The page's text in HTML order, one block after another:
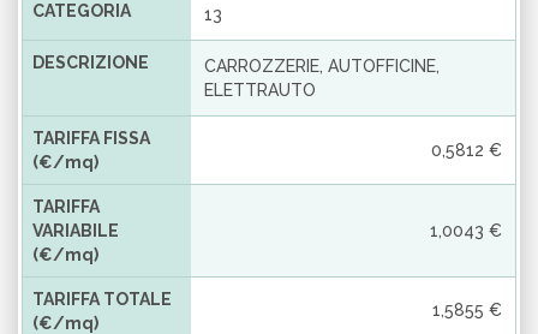
CATEGORIA 13
DESCRIZIONE
CARROZZERIE, AUTOFFICINE,
ELETTRAUTO
TARIFFA FISSA
(€/mq)
0,5812 €
TARIFFA
VARIABILE
(€/mq)
1,0043 €
TARIFFA TOTALE
(€/mq)
1,5855 €